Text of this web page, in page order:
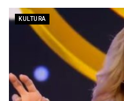
KULTURA